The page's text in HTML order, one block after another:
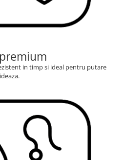
in timp si ideal pentru putare